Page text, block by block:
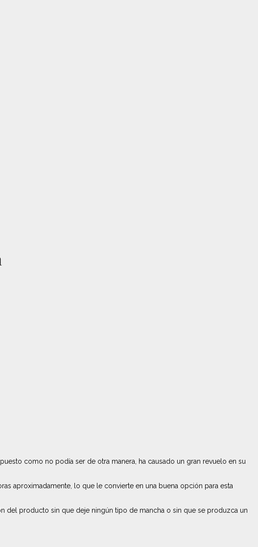
como no podía ser de otra manera, ha causado un gran revuelo en su
aproximadamente, lo que le convierte en una buena opción para esta
del producto sin que deje ningún tipo de mancha o sin que se produzca un